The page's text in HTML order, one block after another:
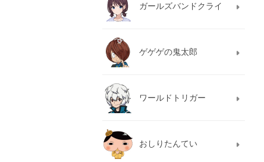
ガールズバンドクライ
ゲゲゲの鬼太郎
ワールドトリガー
おしりたんてい